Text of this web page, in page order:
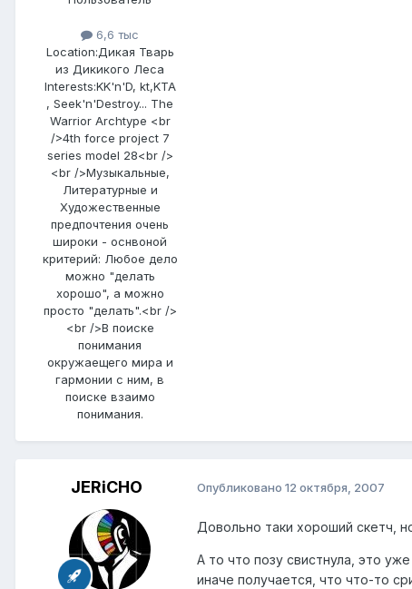
6,6 тыс
Location:Дикая Тварь
из Дикикого Леса
Interests:KK'n'D, kt,KTA
, Seek'n'Destroy... The
Warrior Archtype <br
/>4th force project 7
series model 28<br />
<br />Музыкальные,
Литературные и
Художественные
предпочтения очень
широки - оснвоной
критерий: Любое дело
можно "делать
хорошо", а можно
просто "делать".<br />
<br />В поиске
понимания
окружаещего мира и
гармонии с ним, в
поиске взаимо
понимания.
JERiCHO Опубликовано 12 октября, 2007
Довольно таки хороший скетч,
А то что позу свистнула, это
иначе получается, что что-то